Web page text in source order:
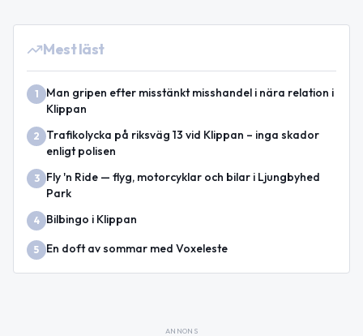
Mest läst
1
Man gripen efter misstänkt misshandel i nära relation i
Klippan
2
Trafikolycka på riksväg 13 vid Klippan – inga skador
enligt polisen
3
Fly 'n Ride — flyg, motorcyklar och bilar i Ljungbyhed
Park
4 Bilbingo i Klippan
5 En doft av sommar med Voxeleste
ANNONS